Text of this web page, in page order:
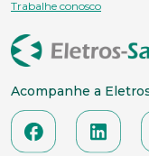
Trabalhe conosco
Acompanhe a